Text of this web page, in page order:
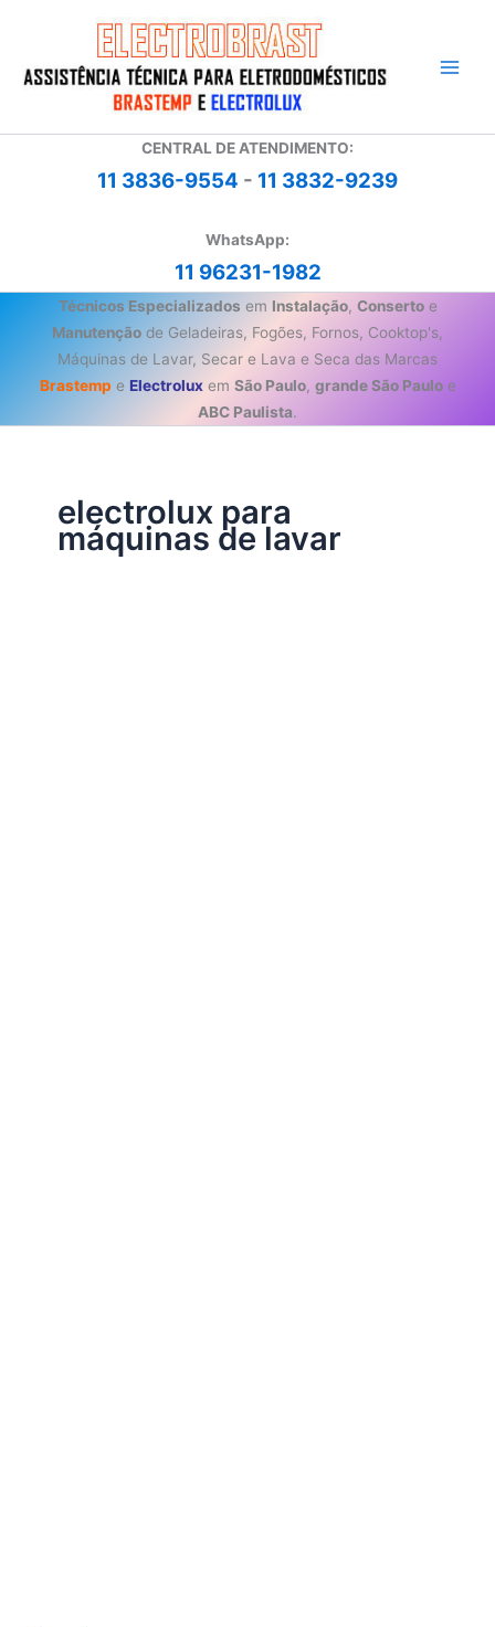
conteúdo
CENTRAL DE ATENDIMENTO:
11 3836-9554 - 11 3832-9239
WhatsApp:
11 96231-1982
Técnicos Especializados em Instalação, Consertoe
Manutenção de Geladeiras, Fogões, Fornos, Cooktop's,
Máquinas de Lavar, Secar e Lava e Seca das Marcas
Brastemp e Electroluxem São Paulo, grande São Pauloe
ABC Paulista.
electrolux para
máquinas de lavar